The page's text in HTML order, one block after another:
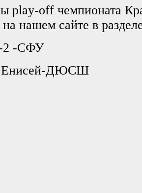
play-off чемпионата
на нашем сайте в
2 -СФУ
Енисей-ДЮСШ